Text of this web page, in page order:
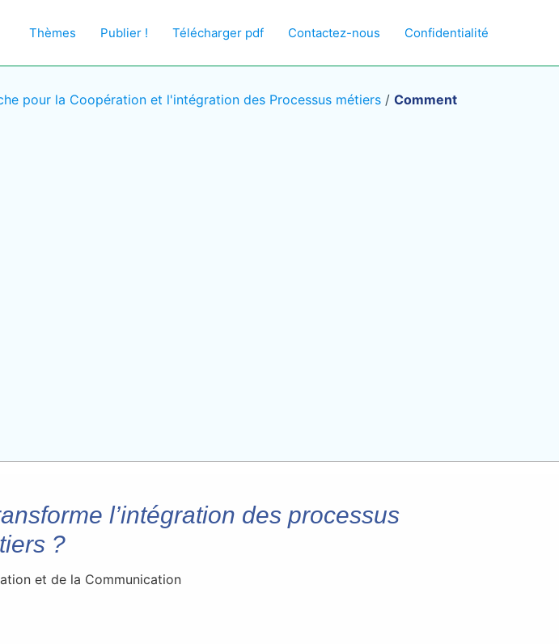
Thèmes Publier ! Télécharger pdf Contactez-nous Confidentialité
pour la Coopération et l'intégration des Processus métiers / Comment
l’intégration des processus
?
et de la Communication